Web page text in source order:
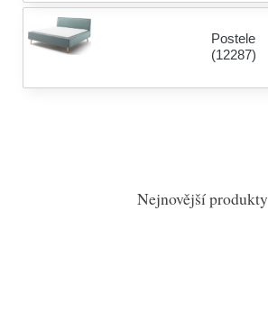
Postele
(12287)
Nejnovější produkty